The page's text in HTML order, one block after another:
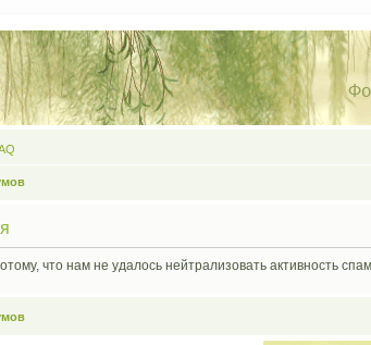
что нам не удалось нейтрализовать активность